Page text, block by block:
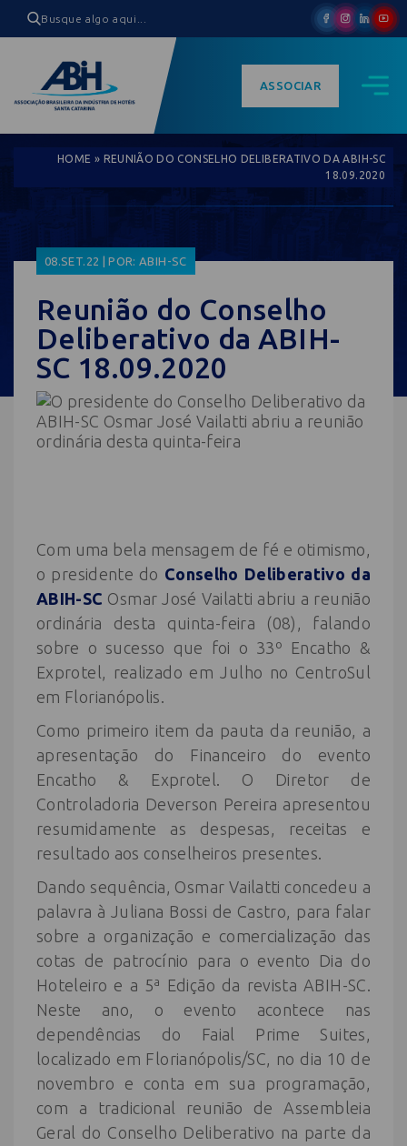
ASSOCIAR
HOME » REUNIÃO DO CONSELHO DELIBERATIVO DA ABIH-SC
18.09.2020
08.SET.22 | POR: ABIH-SC
Reunião do Conselho
Deliberativo da ABIH-
SC 18.09.2020
Com uma bela mensagem de fé e otimismo,
o presidente do Conselho Deliberativo da
ABIH-SC Osmar José Vailatti abriu a reunião
ordinária desta quinta-feira (08), falando
sobre o sucesso que foi o 33º Encatho &
Exprotel, realizado em Julho no CentroSul
em Florianópolis.
Como primeiro item da pauta da reunião, a
apresentação do Financeiro do evento
Encatho & Exprotel. O Diretor de
Controladoria Deverson Pereira apresentou
resumidamente as despesas, receitas e
resultado aos conselheiros presentes.
Dando sequência, Osmar Vailatti concedeu a
palavra à Juliana Bossi de Castro, para falar
sobre a organização e comercialização das
cotas de patrocínio para o evento Dia do
Hoteleiro e a 5ª Edição da revista ABIH-SC.
Neste ano, o evento acontece nas
dependências do Faial Prime Suites,
localizado em Florianópolis/SC, no dia 10 de
novembro e conta em sua programação,
com a tradicional reunião de Assembleia
Geral do Conselho Deliberativo na parte da